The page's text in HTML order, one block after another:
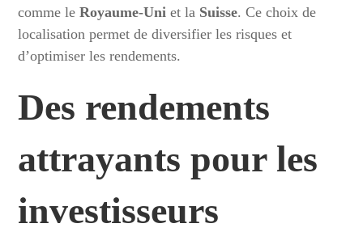
comme leRoyaume-Uni et la Suisse. Ce choix de
localisation permet de diversifier les risques et
d’optimiser les rendements.
Des rendements
attrayants pour les
investisseurs